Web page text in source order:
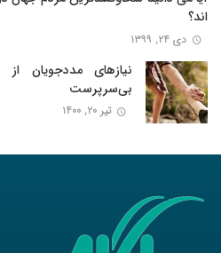
اند؟
دی ۲۴, ۱۳۹۹
نیازهای مددجویان
بی‌سرپرست
تیر ۲۰, ۱۴۰۰